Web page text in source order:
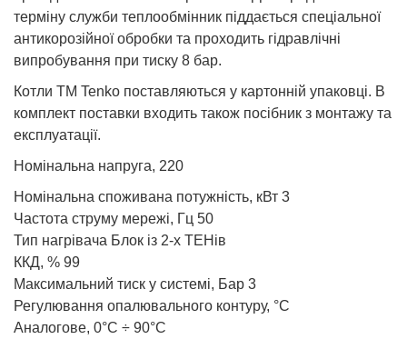
терміну служби теплообмінник піддається спеціальної
антикорозійної обробки та проходить гідравлічні
випробування при тиску 8 бар.
Котли ТМ Tenko поставляються у картонній упаковці. В
комплект поставки входить також посібник з монтажу та
експлуатації.
Номінальна напруга, 220
Номінальна споживана потужність, кВт 3
Частота струму мережі, Гц 50
Тип нагрівача Блок із 2-х ТЕНів
ККД, % 99
Максимальний тиск у системі, Бар 3
Регулювання опалювального контуру, °С
Аналогове, 0°С ÷ 90°С